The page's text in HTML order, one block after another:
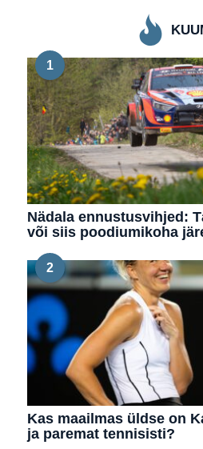
1
Nädala ennustusvihjed:
või siis poodiumikoha
2
Kas maailmas üldse on
ja paremat tennisisti?